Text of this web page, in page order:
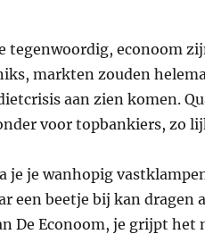
tegenwoordig, econoom
markten zouden
aan zien komen.
voor topbankiers, zo
je je wanhopig
een beetje bij kan dragen
De Econoom, je grijpt het